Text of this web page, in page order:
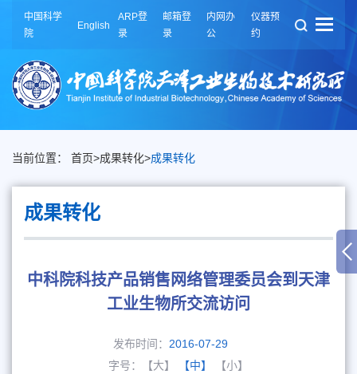
中国科学
院
English
ARP登
录
邮箱登
录
内网办
公
仪器预
约
当前位置： 首页>成果转化>成果转化
成果转化
中科院科技产品销售网络管理委员会到天津
工业生物所交流访问
发布时间： 2016-07-29
字号：
【大】 【中】 【小】